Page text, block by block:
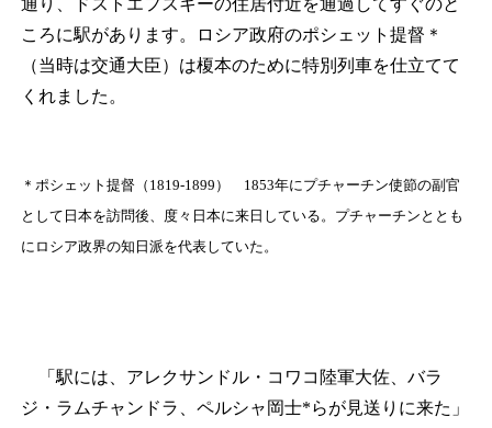
通り、ドストエフスキーの住居付近を通過してすぐのと
ころに駅があります。ロシア政府のポシェット提督 ＊
（当時は交通大臣）は榎本のために特別列車を仕立てて
くれました。
＊ ポシェット提督（1819‐1899） 1853年にプチャーチン使節の副官
として日本を訪問後、度々日本に来日している。プチャーチンととも
にロシア政界の知日派を代表していた。
「駅には、アレクサンドル・コワコ陸軍大佐、バラ
ジ・ラムチャンドラ、ペルシャ岡士*らが見送りに来た」